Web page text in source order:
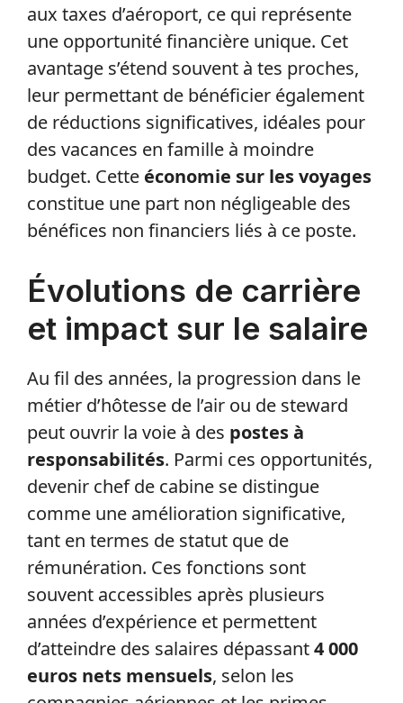
aux taxes d’aéroport, ce qui représente
une opportunité financière unique. Cet
avantage s’étend souvent à tes proches,
leur permettant de bénéficier également
de réductions significatives, idéales pour
des vacances en famille à moindre
budget. Cette économie sur les voyages
constitue une part non négligeable des
bénéfices non financiers liés à ce poste.
Évolutions de carrière
et impact sur le salaire
Au fil des années, la progression dans le
métier d’hôtesse de l’air ou de steward
peut ouvrir la voie à des postes à
responsabilités. Parmi ces opportunités,
devenir chef de cabine se distingue
comme une amélioration significative,
tant en termes de statut que de
rémunération. Ces fonctions sont
souvent accessibles après plusieurs
années d’expérience et permettent
d’atteindre des salaires dépassant4 000
euros nets mensuels, selon les